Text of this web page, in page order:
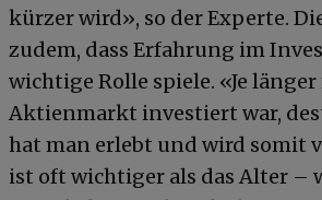
kürzer wird», so der Experte.
zudem, dass Erfahrung im
wichtige Rolle spiele. «Je
Aktienmarkt investiert war,
hat man erlebt und wird somit
ist oft wichtiger als das Alter –